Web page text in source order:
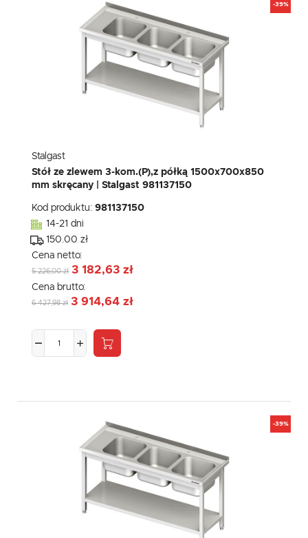
-39%
Stalgast
Stół ze zlewem 3-kom.(P),z półką 1500x700x850
mm skręcany | Stalgast 981137150
Kod produktu: 981137150
14-21 dni
150.00 zł
Cena netto:
5 226,00 zł 3 182,63 zł
Cena brutto:
6 427,98 zł 3 914,64 zł
-39%